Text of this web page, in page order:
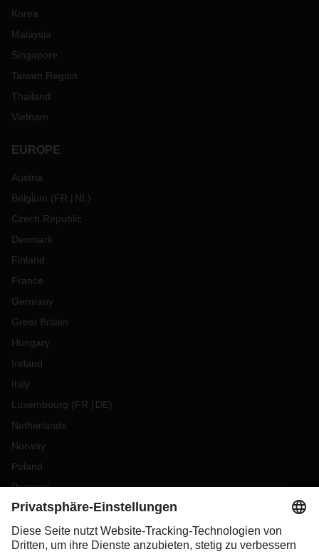
Korea
Malaysia
Singapore
Taiwan Region
Thailand
Vietnam
EUROPE
Austria
Belgium (FR NL )
Czech Republic
Denmark
Finland
France
Germany
Great Britain
Hungary
Ireland
Italy
Luxembourg (FR DE)
Netherlands
Norway
Poland
Portugal
Romania
Slovakia
Spain